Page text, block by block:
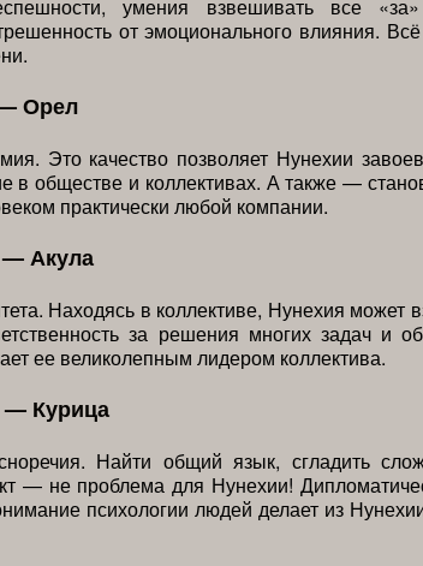
умения взвешивать все
от эмоционального влияния.
Орел
Это качество позволяет Нунехии
в обществе и коллективах. А также —
практически любой компании.
— Акула
Находясь в коллективе, Нунехия может
за решения многих задач и
ее великолепным лидером коллектива.
— Курица
Найти общий язык, сгладить
— не проблема для Нунехии!
психологии людей делает из